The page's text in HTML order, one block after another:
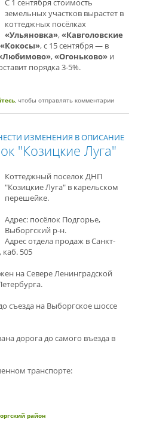
С 1 сентября стоимость
земельных участков вырастет в
коттеджных посёлках
«Ульяновка»,«Кавголовские
«Кокосы», с 15 сентября — в
,«Огоньково» и
порядка 3-5%.
участки
, чтобы отправлять комментарии
ИЗМЕНЕНИЯ В ОПИСАНИЕ
"Козицкие Луга"
Коттеджный поселок ДНП
"Козицкие Луга" в карельском
перешейке.
Адрес: посёлок Подгорье,
Выборгский р-н. ⁣⁣⠀
Адрес отдела продаж в Санкт-
505⁣⁣⠀
на Севере Ленинградской
съезда на Выборгское шоссе
дорога до самого въезда в
транспорте: ⁣⁣⠀
район